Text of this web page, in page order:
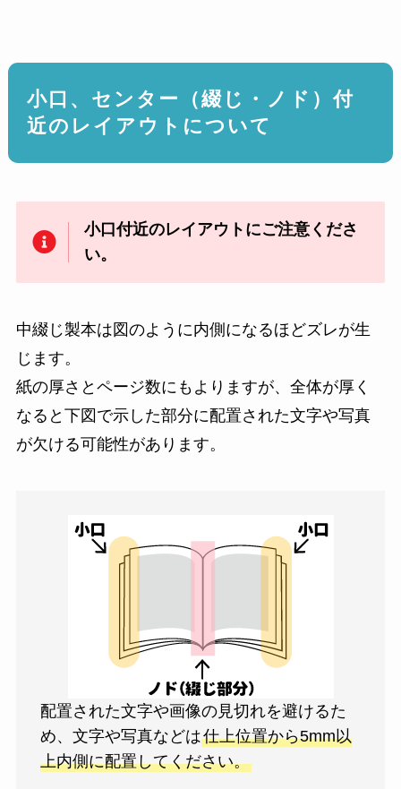
小口、センター（綴じ・ノド）付
近のレイアウトについて
小口付近のレイアウトにご注意くださ
い。
中綴じ製本は図のように内側になるほどズレが生
じます。
紙の厚さとページ数にもよりますが、全体が厚く
なると下図で示した部分に配置された文字や写真
が欠ける可能性があります。
配置された文字や画像の見切れを避けるた
め、文字や写真などは仕上位置から5mm以
上内側に配置してください。